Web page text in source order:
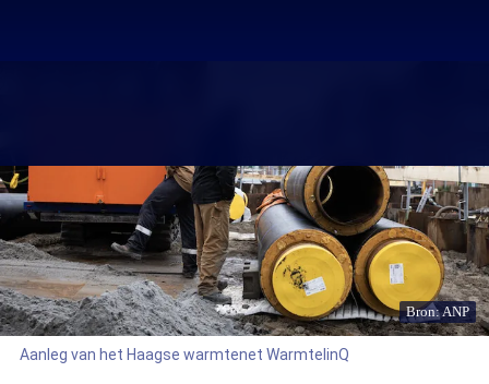
Bron: ANP
Aanleg van het Haagse warmtenet WarmtelinQ